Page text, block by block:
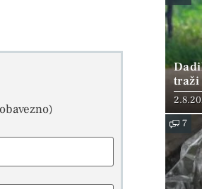
traži
7